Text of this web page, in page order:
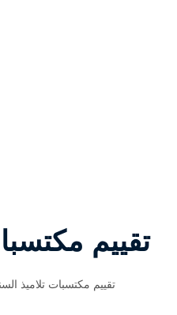
تقييم
تقييم مكتسبات تلاميذ